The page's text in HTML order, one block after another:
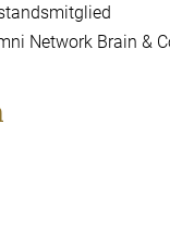
Network Brain &